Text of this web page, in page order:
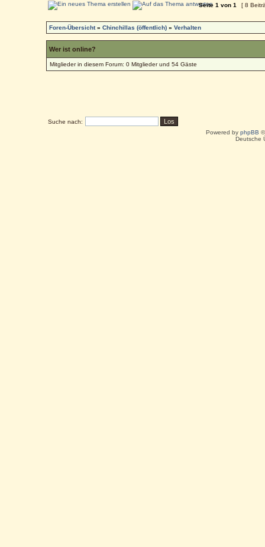
Seite1 von1 [ 8
Foren-Übersicht»Chinchillas (öffentlich) »Verhalten
Wer ist online?
Mitglieder in diesem Forum: 0 Mitglieder und 54 Gäste
Suche nach:
Powered by phpBB
Deutsche